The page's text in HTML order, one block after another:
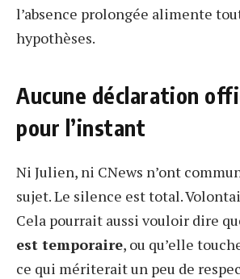
l’absence prolongée alimente
hypothèses.
Aucune déclaration
pour l’instant
Ni Julien, ni CNews n’ont
sujet. Le silence est total.
Cela pourrait aussi vouloir dire
est temporaire, ou qu’elle
ce qui mériterait un peu de